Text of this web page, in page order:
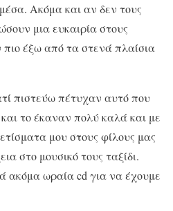
Ακόμα και αν δεν τους
μια ευκαιρία στους
έξω από τα στενά πλαίσια
πιστεύω πέτυχαν αυτό που
το έκαναν πολύ καλά και με
μου στους φίλους μας
στο μουσικό τους ταξίδι.
ακόμα ωραία cd για να έχουμε